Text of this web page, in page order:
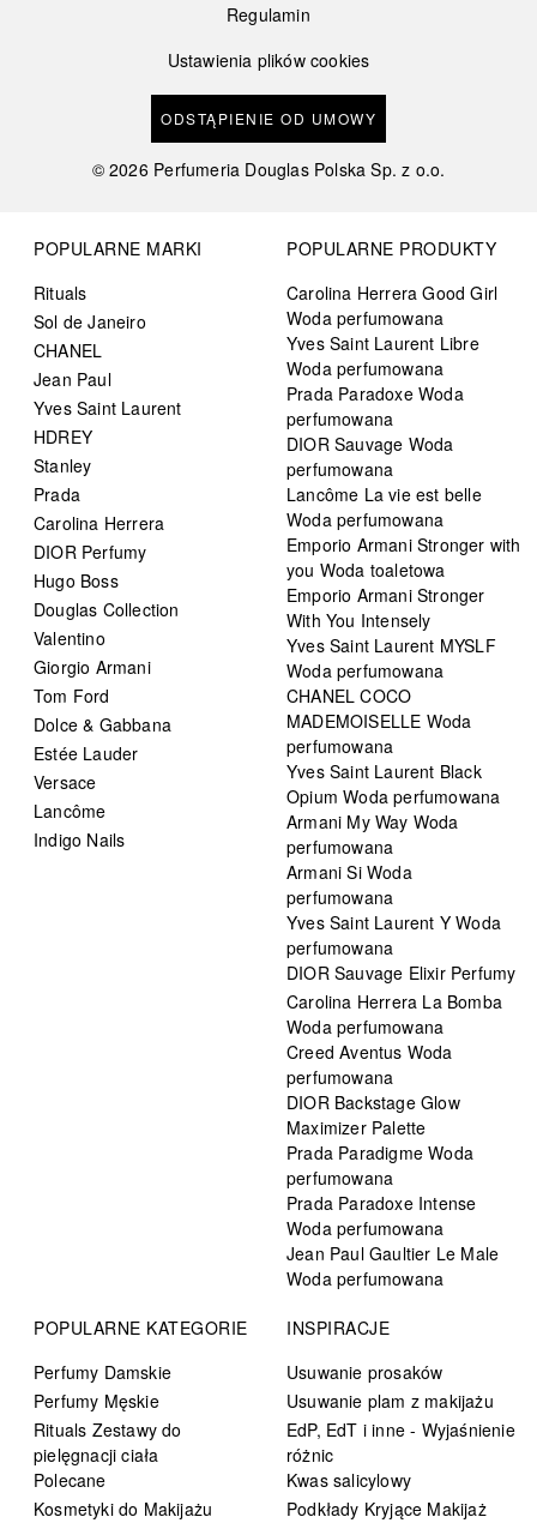
Regulamin
Ustawienia plików cookies
ODSTĄPIENIE OD UMOWY
©2026 Perfumeria Douglas Polska Sp. z o.o.
POPULARNE MARKI
Rituals
Sol de Janeiro
CHANEL
Jean Paul
Yves Saint Laurent
HDREY
Stanley
Prada
Carolina Herrera
DIOR Perfumy
Hugo Boss
Douglas Collection
Valentino
Giorgio Armani
Tom Ford
Dolce & Gabbana
Estée Lauder
Versace
Lancôme
Indigo Nails
POPULARNE PRODUKTY
Carolina Herrera Good Girl
Woda perfumowana
Yves Saint Laurent Libre
Woda perfumowana
Prada Paradoxe Woda
perfumowana
DIOR Sauvage Woda
perfumowana
Lancôme La vie est belle
Woda perfumowana
Emporio Armani Stronger with
you Woda toaletowa
Emporio Armani Stronger
With You Intensely
Yves Saint Laurent MYSLF
Woda perfumowana
CHANEL COCO
MADEMOISELLE Woda
perfumowana
Yves Saint Laurent Black
Opium Woda perfumowana
Armani My Way Woda
perfumowana
Armani Si Woda
perfumowana
Yves Saint Laurent Y Woda
perfumowana
DIOR Sauvage Elixir Perfumy
Carolina Herrera La Bomba
Woda perfumowana
Creed Aventus Woda
perfumowana
DIOR Backstage Glow
Maximizer Palette
Prada Paradigme Woda
perfumowana
Prada Paradoxe Intense
Woda perfumowana
Jean Paul Gaultier Le Male
Woda perfumowana
POPULARNE KATEGORIE
Perfumy Damskie
Perfumy Męskie
Rituals Zestawy do
pielęgnacji ciała
Polecane
Kosmetyki do Makijażu
INSPIRACJE
Usuwanie prosaków
Usuwanie plam z makijażu
EdP, EdT i inne - Wyjaśnienie
różnic
Kwas salicylowy
Podkłady Kryjące Makijaż